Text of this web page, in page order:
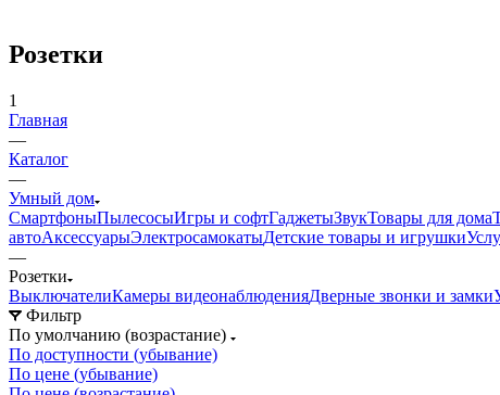
Розетки
1
Главная
—
Каталог
—
Умный дом
СмартфоныПылесосыИгры и софтГаджетыЗвукТовары для дома
автоАксессуарыЭлектросамокатыДетские товары и игрушки
—
Розетки
ВыключателиКамеры видеонаблюденияДверные звонки и замки
Фильтр
По умолчанию (возрастание)
По доступности (убывание)
По цене (убывание)